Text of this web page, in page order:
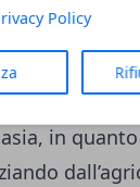
Policy
in